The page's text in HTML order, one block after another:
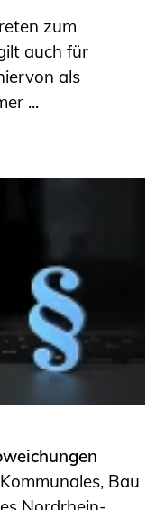
zum
auch für
als
...
Bau